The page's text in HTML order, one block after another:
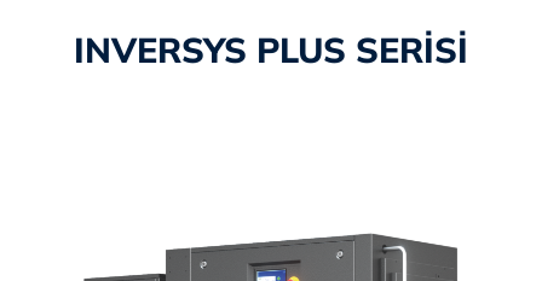
INVERSYS PLUS SERİSİ